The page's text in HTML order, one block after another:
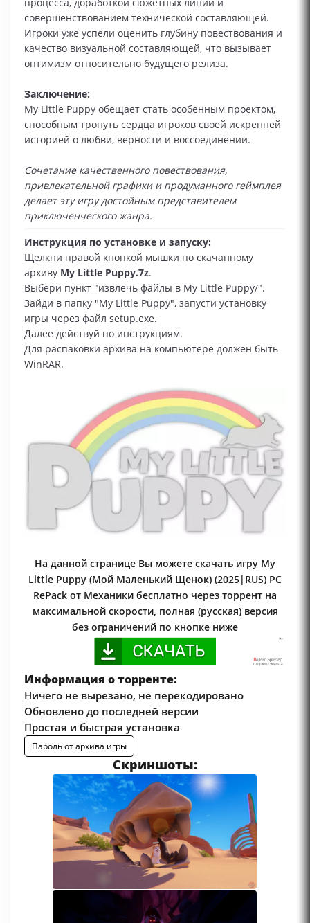
совершенствованием технической составляющей.
Игроки уже успели оценить глубину повествования и
качество визуальной составляющей, что вызывает
оптимизм относительно будущего релиза.
Заключение:
My Little Puppy обещает стать особенным проектом,
способным тронуть сердца игроков своей искренней
историей о любви, верности и воссоединении.
Сочетание качественного повествования,
привлекательной графики и продуманного геймплея
делает эту игру достойным представителем
приключенческого жанра.
Инструкция по установке и запуску:
Щелкни правой кнопкой мышки по скачанному
архиву My Little Puppy.7z.
Выбери пункт "извлечь файлы в My Little Puppy/".
Зайди в папку "My Little Puppy", запусти установку
игры через файл setup.exe.
Далее действуй по инструкциям.
Для распаковки архива на компьютере должен быть
WinRAR.
На данной странице Вы можете скачать игру My
Little Puppy (Мой Маленький Щенок) (2025|RUS) PC
RePack от Механики бесплатно через торрент на
максимальной скорости, полная (русская) версия
без ограничений по кнопке ниже
Информация о торренте:
Ничего не вырезано, не перекодировано
Обновлено до последней версии
Простая и быстрая установка
Пароль от архива игры
Скриншоты: